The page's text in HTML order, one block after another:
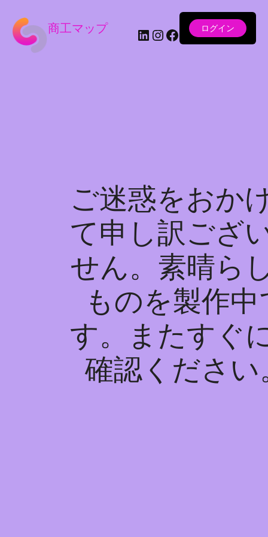
商工マップ LinkedIn Instagram Facebook ログイン
ご迷惑をおか
て申し訳ござ
せん。素晴ら
ものを製作中
す。またすぐ
確認ください